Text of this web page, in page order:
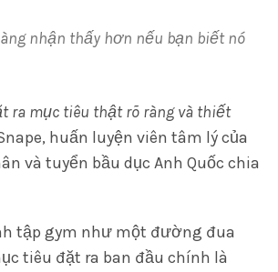
nhận thấy hơn nếu bạn biết nó
ra mục tiêu thật rõ ràng và thiết
huấn luyện viên tâm lý của
và tuyển bầu dục Anh Quốc chia
tập gym như một đường đua
tiêu đặt ra ban đầu chính là